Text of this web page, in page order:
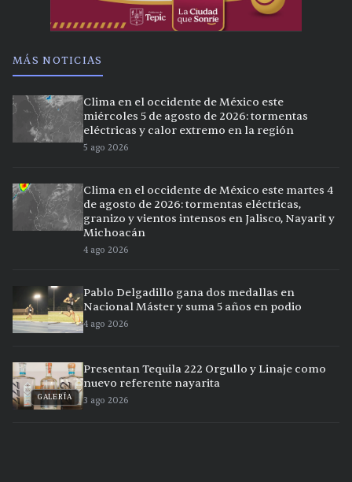
MÁS NOTICIAS
Clima en el occidente de México este
miércoles 5 de agosto de 2026: tormentas
eléctricas y calor extremo en la región
5 ago 2026
Clima en el occidente de México este martes 4
de agosto de 2026: tormentas eléctricas,
granizo y vientos intensos en Jalisco, Nayarit y
Michoacán
4 ago 2026
Pablo Delgadillo gana dos medallas en
Nacional Máster y suma 5 años en podio
4 ago 2026
GALERÍA
Presentan Tequila 222 Orgullo y Linaje como
nuevo referente nayarita
3 ago 2026